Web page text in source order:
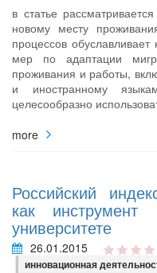
в статье
новому месту
процессов
мер по адаптации
проживания и работы,
и иностранному
целесообразно
more
Российский
как
университете
26.01.2015
инновационная